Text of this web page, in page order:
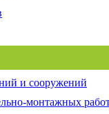
и сооружений
монтажных